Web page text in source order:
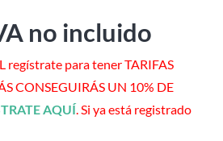
no incluido
regístrate para tener TARIFAS
CONSEGUIRÁS UN 10% DE
AQUÍ. Si ya está registrado